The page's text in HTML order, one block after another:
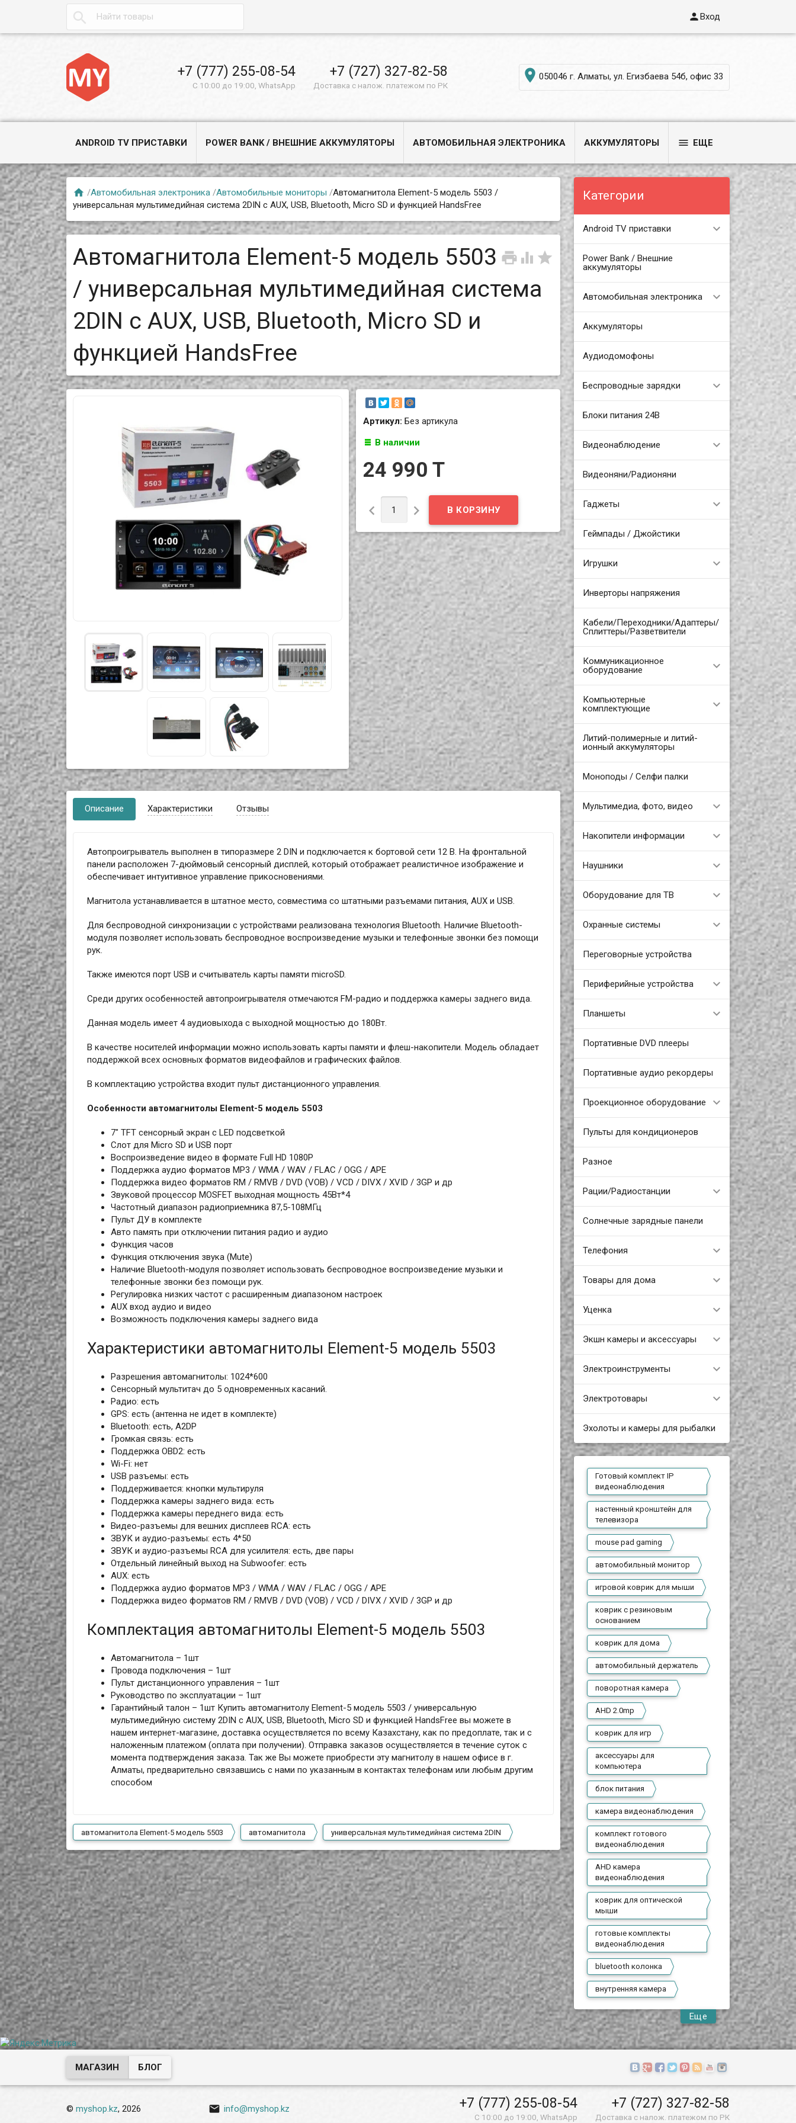
 Вход
+7 (777) 255-08-54
С 10:00 до 19:00, WhatsApp
+7 (727) 327-82-58
Доставка с налож. платежом по РК
 050046 г. Алматы, ул. Егизбаева 54б, офис 33
ANDROID TV ПРИСТАВКИ POWER BANK / ВНЕШНИЕ АККУМУЛЯТОРЫ АВТОМОБИЛЬНАЯ ЭЛЕКТРОНИКА АККУМУЛЯТОРЫ  ЕЩЕ
Категории
Android TV приставки
Power Bank / Внешние
аккумуляторы
Автомобильная электроника
Аккумуляторы
Аудиодомофоны
Беспроводные зарядки
Блоки питания 24В
Видеонаблюдение
Видеоняни/Радионяни
Гаджеты
Геймпады / Джойстики
Игрушки
Инверторы напряжения
Кабели/Переходники/Адаптеры/
Сплиттеры/Разветвители
Коммуникационное
оборудование
Компьютерные
комплектующие
Литий-полимерные и литий-
ионный аккумуляторы
Моноподы / Селфи палки
Мультимедиа, фото, видео
Накопители информации
Наушники
Оборудование для ТВ
Охранные системы
Переговорные устройства
Периферийные устройства
Планшеты
Портативные DVD плееры
Портативные аудио рекордеры
Проекционное оборудование
Пульты для кондиционеров
Разное
Рации/Радиостанции
Солнечные зарядные панели
Телефония
Товары для дома
Уценка
Экшн камеры и аксессуары
Электроинструменты
Электротовары
Эхолоты и камеры для рыбалки
Готовый комплект IP
видеонаблюдения
настенный кронштейн для
телевизора
mouse pad gaming
автомобильный монитор
игровой коврик для мыши
коврик с резиновым
основанием
коврик для дома
автомобильный держатель
поворотная камера
AHD 2.0mp
коврик для игр
аксессуары для
компьютера
блок питания
камера видеонаблюдения
комплект готового
видеонаблюдения
AHD камера
видеонаблюдения
коврик для оптической
мыши
готовые комплекты
видеонаблюдения
bluetooth колонка
внутренняя камера
Еще
 /Автомобильная электроника /Автомобильные мониторы /Автомагнитола Element-5 модель 5503 /
универсальная мультимедийная система 2DIN с AUX, USB, Bluetooth, Micro SD и функцией HandsFree
  
Автомагнитола Element-5 модель 5503
/ универсальная мультимедийная система
2DIN с AUX, USB, Bluetooth, Micro SD и
функцией HandsFree
Артикул: Без артикула
В наличии
24 990 T
 
Описание Характеристики Отзывы
Автопроигрыватель выполнен в типоразмере 2 DIN и подключается к бортовой сети 12 В. На фронтальной
панели расположен 7-дюймовый сенсорный дисплей, который отображает реалистичное изображение и
обеспечивает интуитивное управление прикосновениями.
Магнитола устанавливается в штатное место, совместима со штатными разъемами питания, AUX и USB.
Для беспроводной синхронизации с устройствами реализована технология Bluetooth. Наличие Bluetooth-
модуля позволяет использовать беспроводное воспроизведение музыки и телефонные звонки без помощи
рук.
Также имеются порт USB и считыватель карты памяти microSD.
Среди других особенностей автопроигрывателя отмечаются FM-радио и поддержка камеры заднего вида.
Данная модель имеет 4 аудиовыхода с выходной мощностью до 180Вт.
В качестве носителей информации можно использовать карты памяти и флеш-накопители. Модель обладает
поддержкой всех основных форматов видеофайлов и графических файлов.
В комплектацию устройства входит пульт дистанционного управления.
Особенности автомагнитолы Element-5 модель 5503
7" TFT сенсорный экран с LED подсветкой
Слот для Micro SD и USB порт
Воспроизведение видео в формате Full HD 1080P
Поддержка аудио форматов MP3 / WMA / WAV / FLAC / OGG / APE
Поддержка видео форматов RM / RMVB / DVD (VOB) / VCD / DIVX / XVID / 3GP и др
Звуковой процессор MOSFET выходная мощность 45Вт*4
Частотный диапазон радиоприемника 87,5-108МГц
Пульт ДУ в комплекте
Авто память при отключении питания радио и аудио
Функция часов
Функция отключения звука (Mute)
Наличие Bluetooth-модуля позволяет использовать беспроводное воспроизведение музыки и
телефонные звонки без помощи рук.
Регулировка низких частот с расширенным диапазоном настроек
AUX вход аудио и видео
Возможность подключения камеры заднего вида
Характеристики автомагнитолы Element-5 модель 5503
Разрешения автомагнитолы: 1024*600
Cенсорный мультитач до 5 одновременных касаний.
Радио: есть
GPS: есть (антенна не идет в комплекте)
Bluetooth: есть, A2DP
Громкая связь: есть
Поддержка OBD2: есть
Wi-Fi: нет
USB разъемы: есть
Поддерживается: кнопки мультируля
Поддержка камеры заднего вида: есть
Поддержка камеры переднего вида: есть
Видео-разъемы для вешних дисплеев RCA: есть
ЗВУК и аудио-разъемы: есть 4*50
ЗВУК и аудио-разъемы RCA для усилителя: есть, две пары
Отдельный линейный выход на Subwoofer: есть
AUX: есть
Поддержка аудио форматов MP3 / WMA / WAV / FLAC / OGG / APE
Поддержка видео форматов RM / RMVB / DVD (VOB) / VCD / DIVX / XVID / 3GP и др
Комплектация автомагнитолы Element-5 модель 5503
Автомагнитола – 1шт
Провода подключения – 1шт
Пульт дистанционного управления – 1шт
Руководство по эксплуатации – 1шт
Гарантийный талон – 1шт Купить автомагнитолу Element-5 модель 5503 / универсальную
мультимедийную систему 2DIN с AUX, USB, Bluetooth, Micro SD и функцией HandsFree вы можете в
нашем интернет-магазине, доставка осуществляется по всему Казахстану, как по предоплате, так и с
наложенным платежом (оплата при получении). Отправка заказов осуществляется в течение суток с
момента подтверждения заказа. Так же Вы можете приобрести эту магнитолу в нашем офисе в г.
Алматы, предварительно связавшись с нами по указанным в контактах телефонам или любым другим
способом
автомагнитола Element-5 модель 5503 автомагнитола универсальная мультимедийная система 2DIN
МАГАЗИН БЛОГ
©myshop.kz, 2026  info@myshop.kz +7 (777) 255-08-54
С 10:00 до 19:00, WhatsApp
+7 (727) 327-82-58
Доставка с налож. платежом по РК